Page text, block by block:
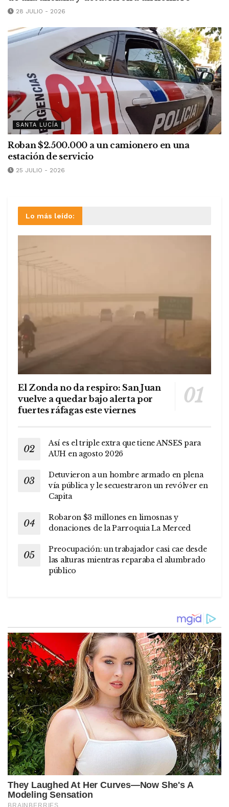
28 JULIO - 2026
SANTA LUCÍA
Roban $2.500.000 a un camionero en una
estación de servicio
25 JULIO - 2026
Lo más leído:
El Zonda no da respiro: San Juan
vuelve a quedar bajo alerta por
fuertes ráfagas este viernes
Así es el triple extra que tiene ANSES para
AUH en agosto 2026
Detuvieron a un hombre armado en plena
vía pública y le secuestraron un revólver en
Capita
Robaron $3 millones en limosnas y
donaciones de la Parroquia La Merced
Preocupación: un trabajador casi cae desde
las alturas mientras reparaba el alumbrado
público